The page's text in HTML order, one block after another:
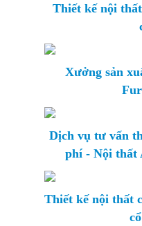
Thiết kế nội
Xưởng sản
Dịch vụ tư vấn
phí - Nội thất
Thiết kế nội thất